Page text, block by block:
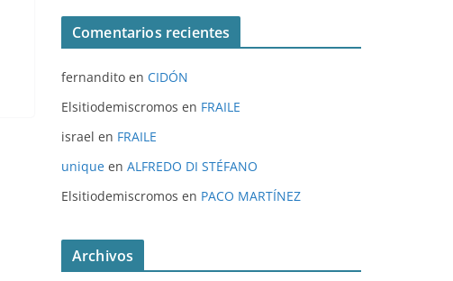
Comentarios recientes
fernandito en CIDÓN
Elsitiodemiscromos en FRAILE
israel en FRAILE
unique en ALFREDO DI STÉFANO
Elsitiodemiscromos en PACO MARTÍNEZ
Archivos